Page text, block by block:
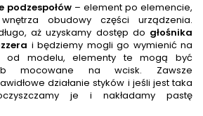
podzespołów – element po elemencie,
obudowy części urządzenia.
aż uzyskamy dostęp do głośnika
i będziemy mogli go wymienić na
od modelu, elementy te mogą być
mocowane na wcisk. Zawsze
działanie styków i jeśli jest taka
je i nakładamy pastę